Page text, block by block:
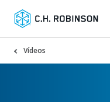
Vídeos